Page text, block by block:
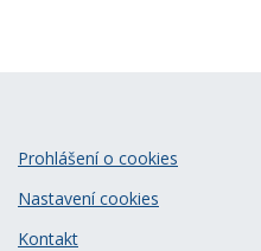
Prohlášení o cookies
Nastavení cookies
Kontakt